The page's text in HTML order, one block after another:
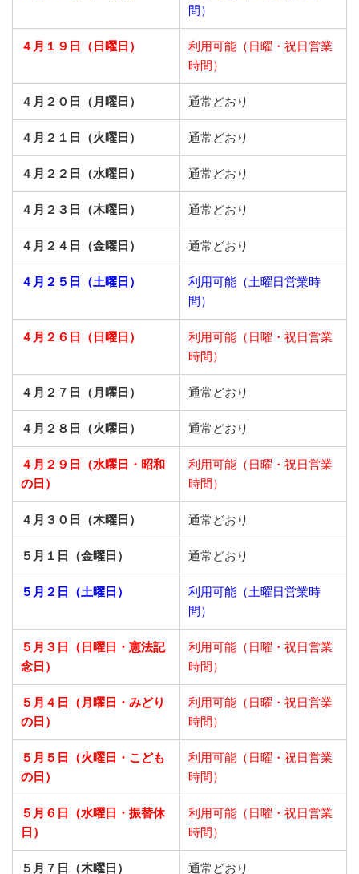
間）
４月１９日（日曜日）
利用可能（日曜・祝日営業
時間）
４月２０日（月曜日） 通常どおり
４月２１日（火曜日） 通常どおり
４月２２日（水曜日） 通常どおり
４月２３日（木曜日） 通常どおり
４月２４日（金曜日） 通常どおり
４月２５日（土曜日）
利用可能（土曜日営業時
間）
４月２６日（日曜日）
利用可能（日曜・祝日営業
時間）
４月２７日（月曜日） 通常どおり
４月２８日（火曜日） 通常どおり
４月２９日（水曜日・昭和
の日）
利用可能（日曜・祝日営業
時間）
４月３０日（木曜日） 通常どおり
５月１日（金曜日） 通常どおり
５月２日（土曜日）
利用可能（土曜日営業時
間）
５月３日（日曜日・憲法記
念日）
利用可能（日曜・祝日営業
時間）
５月４日（月曜日・みどり
の日）
利用可能（日曜・祝日営業
時間）
５月５日（火曜日・こども
の日）
利用可能（日曜・祝日営業
時間）
５月６日（水曜日・振替休
日）
利用可能（日曜・祝日営業
時間）
５月７日（木曜日） 通常どおり